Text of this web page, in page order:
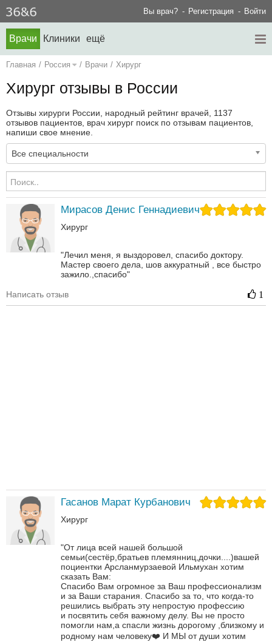
Вы врач? Регистрация Войти
Врачи Клиники ещё
Главная / Россия / Врачи / Хирург
Хирург отзывы в России
Отзывы хирурги России, народный рейтинг врачей, 1137
отзывов пациентов, врач хирург поиск по отзывам пациентов,
напиши свое мнение.
Все специальности
Мирасов Денис Геннадиевич
Хирург
"Лечил меня, я выздоровел, спасибо доктору.
Мастер своего дела, шов аккуратный , все быстро
зажило.,спасибо"
Написать отзыв 1
Гасанов Марат Курбанович
Хирург
"От лица всей нашей большой
семьи(сестёр,братьев племянниц,дочки....)вашей
поциентки Арсланмурзаевой Ильмухан хотим
сказать Вам:
Спасибо Вам огромное за Ваш профессионализм
и за Ваши старания. Спасибо за то, что когда-то
решились выбрать эту непростую профессию
и посвятить себя важному делу. Вы не просто
помогли нам,а спасли жизнь дорогому ,близкому и
родному нам человеку❤️ И МЫ от души хотим